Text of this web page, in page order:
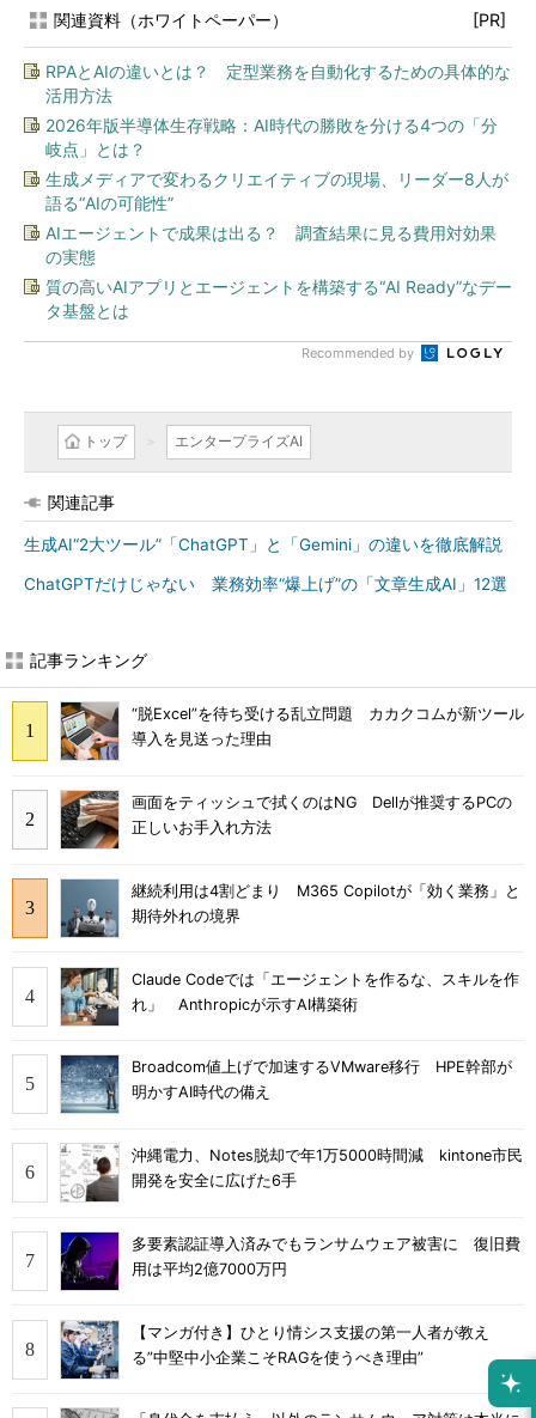
関連資料（ホワイトペーパー） [PR]
RPAとAIの違いとは？ 定型業務を自動化するための具体的な
活用方法
2026年版半導体生存戦略：AI時代の勝敗を分ける4つの「分
岐点」とは？
生成メディアで変わるクリエイティブの現場、リーダー8人が
語る“AIの可能性”
AIエージェントで成果は出る？ 調査結果に見る費用対効果
の実態
質の高いAIアプリとエージェントを構築する“AI Ready”なデー
タ基盤とは
Recommended by
トップ エンタープライズAI
関連記事
生成AI“2大ツール”「ChatGPT」と「Gemini」の違いを徹底解説
ChatGPTだけじゃない 業務効率“爆上げ”の「文章生成AI」12選
記事ランキング
“脱Excel”を待ち受ける乱立問題 カカクコムが新ツール
導入を見送った理由
画面をティッシュで拭くのはNG Dellが推奨するPCの
正しいお手入れ方法
継続利用は4割どまり M365 Copilotが「効く業務」と
期待外れの境界
Claude Codeでは「エージェントを作るな、スキルを作
れ」 Anthropicが示すAI構築術
Broadcom値上げで加速するVMware移行 HPE幹部が
明かすAI時代の備え
沖縄電力、Notes脱却で年1万5000時間減 kintone市民
開発を安全に広げた6手
多要素認証導入済みでもランサムウェア被害に 復旧費
用は平均2億7000万円
【マンガ付き】ひとり情シス支援の第一人者が教え
る”中堅中小企業こそRAGを使うべき理由”